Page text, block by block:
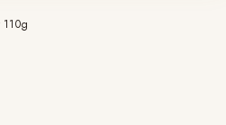
110g